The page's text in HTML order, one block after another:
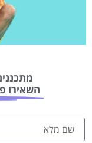
מציאת
טיסה זולה?
השאירו